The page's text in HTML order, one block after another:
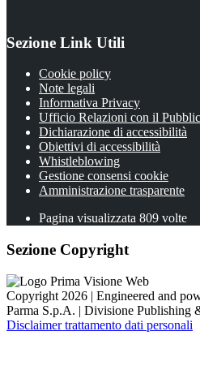
Sezione Link Utili
Cookie policy
Note legali
Informativa Privacy
Ufficio Relazioni con il
Dichiarazione di accessibilità
Obiettivi di accessibilità
Whistleblowing
Gestione consensi cookie
Amministrazione trasparente
Pagina visualizzata 809 volte
Sezione Copyright
Copyright 2026 | Engineered and
Parma S.p.A. | Divisione Publishing
Disclaimer trattamento dati personali